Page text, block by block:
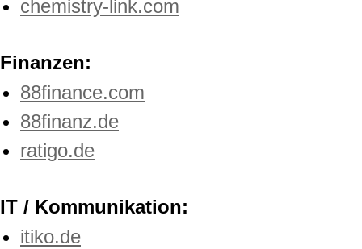
chemistry-link.com
Finanzen:
88finance.com
88finanz.de
ratigo.de
IT / Kommunikation:
itiko.de